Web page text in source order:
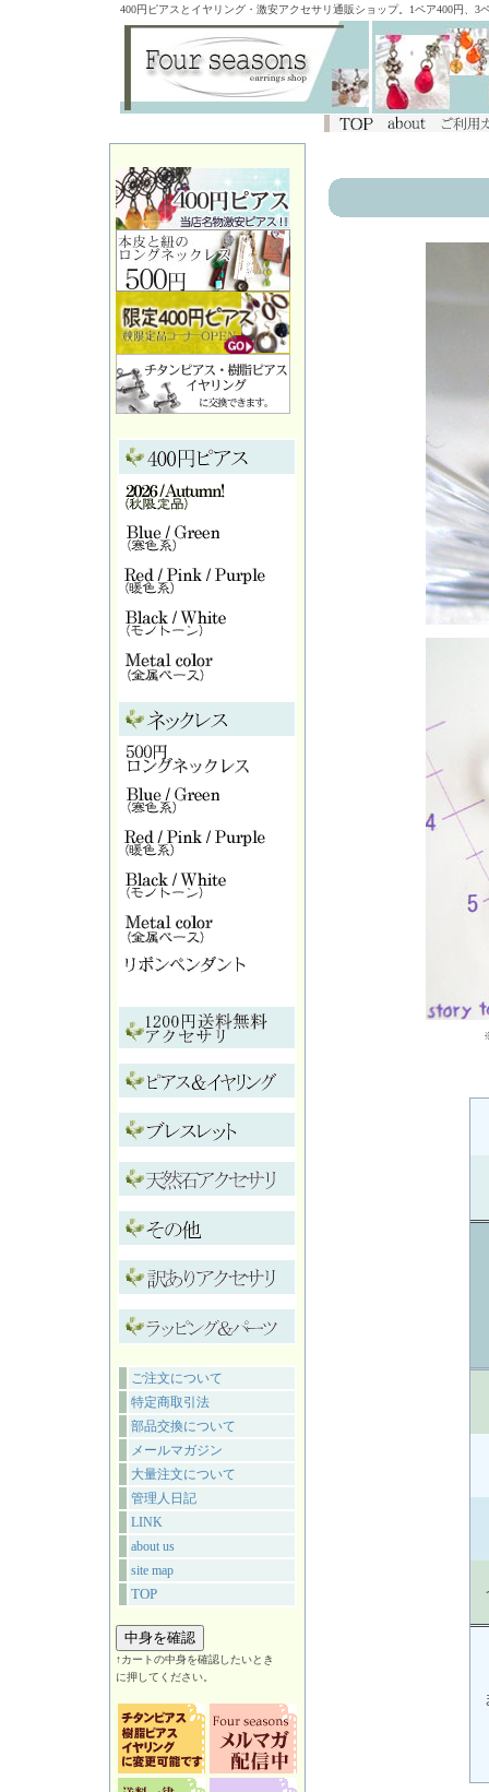
400円ピアスとイヤリング・激安アクセサリ通販ショップ。1ペア400円、
ご注文について
特定商取引法
部品交換について
メールマガジン
大量注文について
管理人日記
LINK
about us
site map
TOP
↑カートの中身を確認したいとき
に押してください。